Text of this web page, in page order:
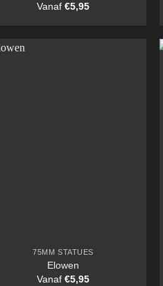
Vanaf€5,95
75MM STATUES
Elowen
Vanaf€5,95